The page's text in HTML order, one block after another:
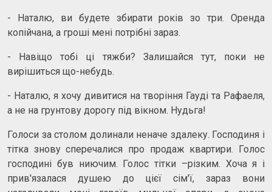
- Наталю, ви будете збирати років зо три. Оренда
копійчана, а гроші мені потрібні зараз.
- Навіщо тобі ці тяжби? Залишайся тут, поки не
вирішиться що-небудь.
- Наталю, я хочу дивитися на творіння Гауді та Рафаеля,
а не на грунтову дорогу під вікном. Нудьга!
Голоси за столом долинали неначе здалеку. Господиня і
тітка знову сперечалися про продаж квартири. Голос
господині був ниючим. Голос тітки –різким. Хоча я і
прив'язалася душею до цієї сім'ї, зараз вони